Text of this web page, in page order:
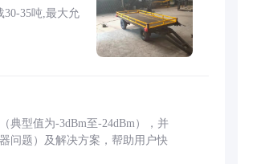
30-35吨,最大允
典型值为-3dBm至-24dBm），并
问题）及解决方案，帮助用户快